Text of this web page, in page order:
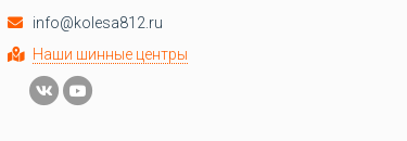
info@kolesa812.ru
Наши шинные центры